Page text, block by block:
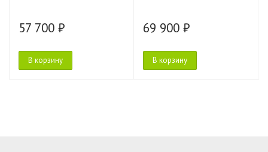
57 700 ₽
В корзину
69 900 ₽
В корзину